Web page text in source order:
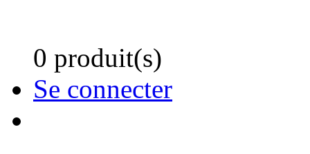
0 produit(s)
Se connecter